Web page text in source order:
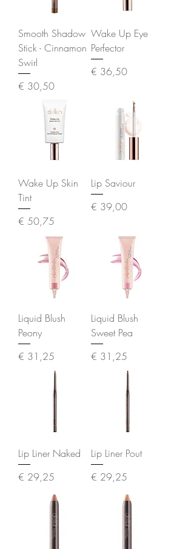
Smooth Shadow
Stick - Cinnamon
Swirl
Prijs
€ 30,50
Wake Up Eye
Perfector
Prijs
€ 36,50
Wake Up Skin
Tint
Prijs
€ 50,75
Lip Saviour
Prijs
€ 39,00
Liquid Blush
Peony
Prijs
€ 31,25
Liquid Blush
Sweet Pea
Prijs
€ 31,25
Lip Liner Naked
Prijs
€ 29,25
Lip Liner Pout
Prijs
€ 29,25